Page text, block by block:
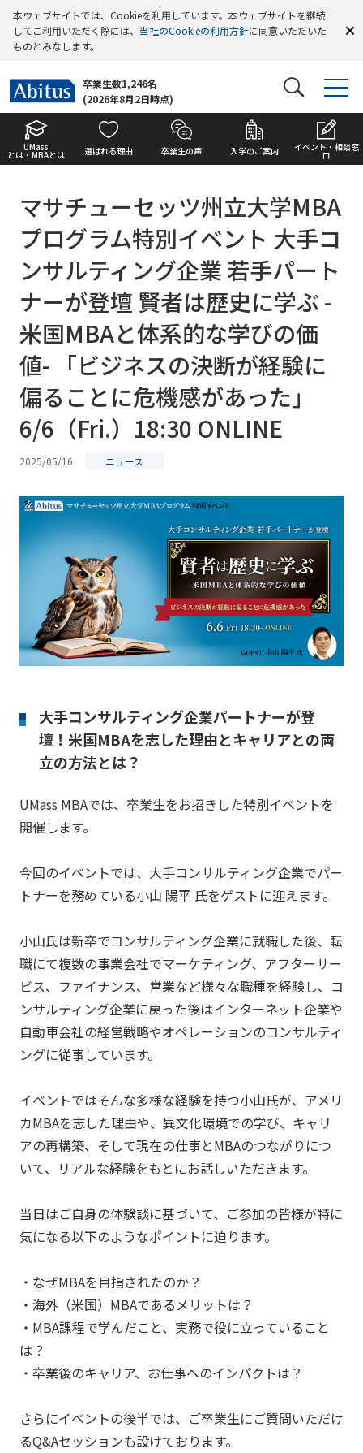
本ウェブサイトでは、Cookieを利用しています。本ウェブサイトを継続
してご利用いただく際には、 当社のCookieの利用方針に同意いただいた
ものとみなします。
卒業生数1,246名
(2026年8月2日時点)
UMass
とは・MBAとは 選ばれる理由 卒業生の声 入学のご案内 イベント・相談窓
口
マサチューセッツ州立大学MBA
プログラム特別イベント 大手コ
ンサルティング企業 若手パート
ナーが登壇 賢者は歴史に学ぶ -
米国MBAと体系的な学びの価
値- 「ビジネスの決断が経験に
偏ることに危機感があった」
6/6（Fri.）18:30 ONLINE
2025/05/16 ニュース
大手コンサルティング企業パートナーが登
壇！米国MBAを志した理由とキャリアとの両
立の方法とは？
UMass MBAでは、卒業生をお招きした特別イベントを
開催します。
今回のイベントでは、大手コンサルティング企業でパー
トナーを務めている小山 陽平 氏をゲストに迎えます。
小山氏は新卒でコンサルティング企業に就職した後、転
職にて複数の事業会社でマーケティング、アフターサー
ビス、ファイナンス、営業など様々な職種を経験し、コ
ンサルティング企業に戻った後はインターネット企業や
自動車会社の経営戦略やオペレーションのコンサルティ
ングに従事しています。
イベントではそんな多様な経験を持つ小山氏が、アメリ
カMBAを志した理由や、異文化環境での学び、キャリ
アの再構築、そして現在の仕事とMBAのつながりにつ
いて、リアルな経験をもとにお話しいただきます。
当日はご自身の体験談に基づいて、ご参加の皆様が特に
気になる以下のようなポイントに迫ります。
・なぜMBAを目指されたのか？
・海外（米国）MBAであるメリットは？
・MBA課程で学んだこと、実務で役に立っていること
は？
・卒業後のキャリア、お仕事へのインパクトは？
さらにイベントの後半では、ご卒業生にご質問いただけ
るQ&Aセッションも設けております。